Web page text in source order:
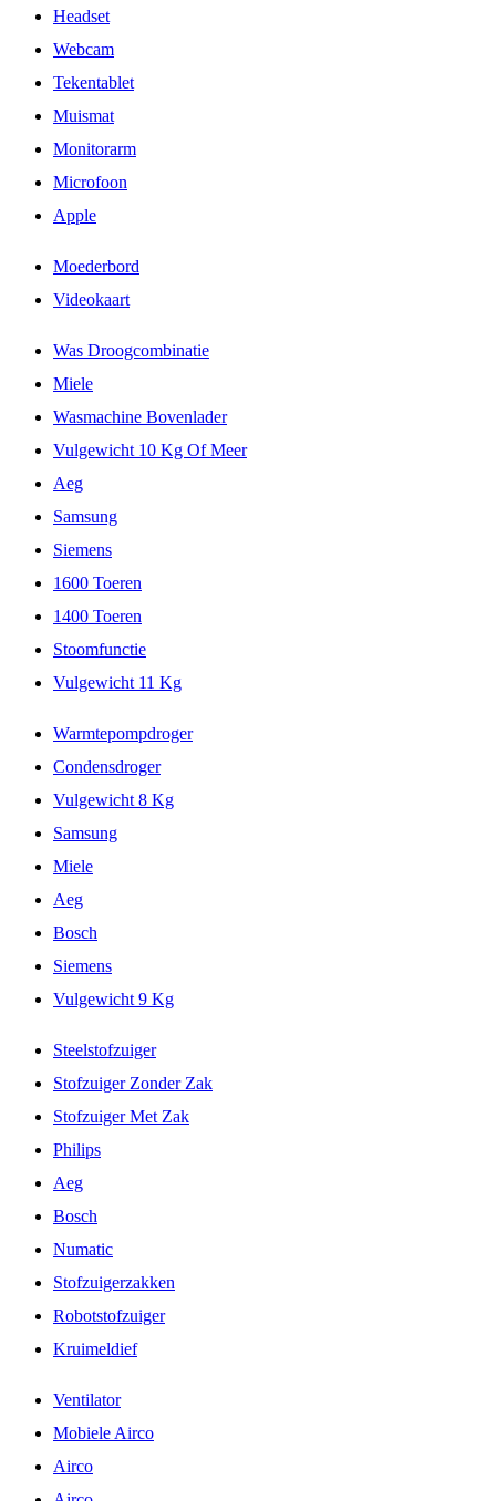
Headset
Webcam
Tekentablet
Muismat
Monitorarm
Microfoon
Apple
Moederbord
Videokaart
Was Droogcombinatie
Miele
Wasmachine Bovenlader
Vulgewicht 10 Kg Of Meer
Aeg
Samsung
Siemens
1600 Toeren
1400 Toeren
Stoomfunctie
Vulgewicht 11 Kg
Warmtepompdroger
Condensdroger
Vulgewicht 8 Kg
Samsung
Miele
Aeg
Bosch
Siemens
Vulgewicht 9 Kg
Steelstofzuiger
Stofzuiger Zonder Zak
Stofzuiger Met Zak
Philips
Aeg
Bosch
Numatic
Stofzuigerzakken
Robotstofzuiger
Kruimeldief
Ventilator
Mobiele Airco
Airco